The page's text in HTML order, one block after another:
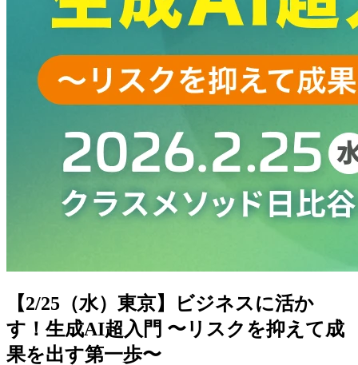
【2/25（水）東京】ビジネスに活か
す！生成AI超入門 〜リスクを抑えて成
果を出す第一歩〜